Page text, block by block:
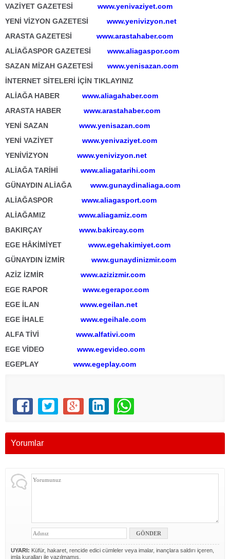
VAZİYET GAZETESİ www.yenivaziyet.com
YENİ VİZYON GAZETESİ www.yenivizyon.net
ARASTA GAZETESİ www.arastahaber.com
ALİAĞASPOR GAZETESİ www.aliagaspor.com
SAZAN MİZAH GAZETESİ www.yenisazan.com
İNTERNET SİTELERİ İÇİN TIKLAYINIZ
ALİAĞA HABER www.aliagahaber.com
ARASTA HABER www.arastahaber.com
YENİ SAZAN www.yenisazan.com
YENİ VAZİYET www.yenivaziyet.com
YENİVİZYON www.yenivizyon.net
ALİAĞA TARİHİ www.aliagatarihi.com
GÜNAYDIN ALİAĞA www.gunaydinaliaga.com
ALİAĞASPOR www.aliagasport.com
ALİAĞAMIZ www.aliagamiz.com
BAKIRÇAY www.bakircay.com
EGE HÂKİMİYET www.egehakimiyet.com
GÜNAYDIN İZMİR www.gunaydinizmir.com
AZİZ İZMİR www.azizizmir.com
EGE RAPOR www.egerapor.com
EGE İLAN www.egeilan.net
EGE İHALE www.egeihale.com
ALFA TİVİ www.alfativi.com
EGE VİDEO www.egevideo.com
EGEPLAY www.egeplay.com
Yorumlar
UYARI: Küfür, hakaret, rencide edici cümleler veya imalar, inançlara saldırı içeren,
imla kuralları ile yazılmamış,